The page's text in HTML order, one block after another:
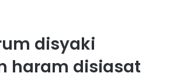
disyaki
haram disiasat